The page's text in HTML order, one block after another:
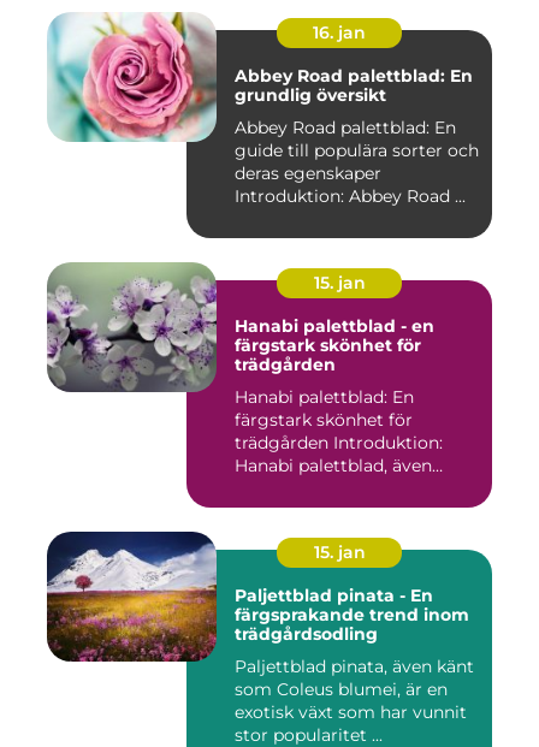
16. jan
Abbey Road palettblad: En
grundlig översikt
Abbey Road palettblad: En
guide till populära sorter och
deras egenskaper
Introduktion: Abbey Road ...
15. jan
Hanabi palettblad - en
färgstark skönhet för
trädgården
Hanabi palettblad: En
färgstark skönhet för
trädgården Introduktion:
Hanabi palettblad, även
15. jan
Paljettblad pinata - En
färgsprakande trend inom
trädgårdsodling
Paljettblad pinata, även känt
som Coleus blumei, är en
exotisk växt som har vunnit
stor popularitet ...